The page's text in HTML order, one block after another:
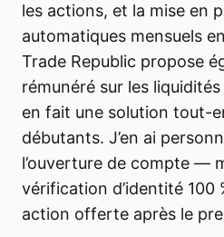
les actions, et la mise en
automatiques mensuels
Trade Republic propose
rémunéré sur les
en fait une solution tout-
débutants. J’en ai
l’ouverture de compte —
vérification d’identité 100
action offerte après le